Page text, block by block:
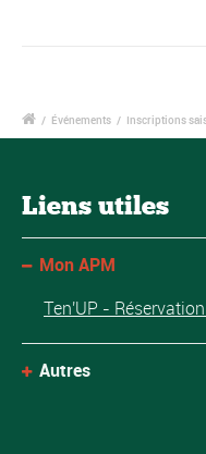
/ Événements / Inscriptions
Liens utiles
Mon APM
Ten'UP -
Autres